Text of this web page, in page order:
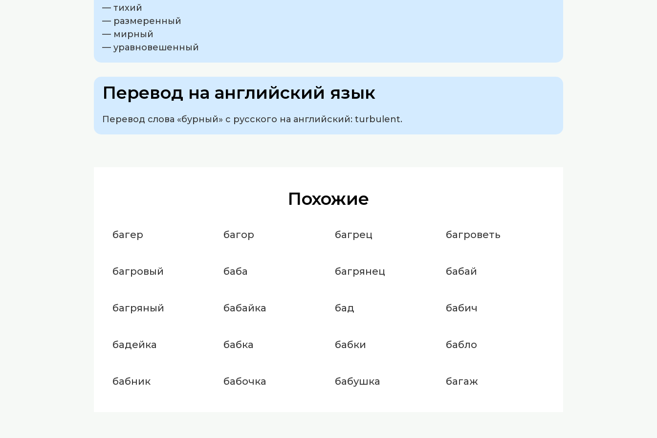
— тихий
— размеренный
— мирный
— уравновешенный
Перевод на английский язык
Перевод слова «бурный» с русского на английский: turbulent.
Похожие
багер багор багрец багроветь
багровый баба багрянец бабай
багряный бабайка бад бабич
бадейка бабка бабки бабло
бабник бабочка бабушка багаж